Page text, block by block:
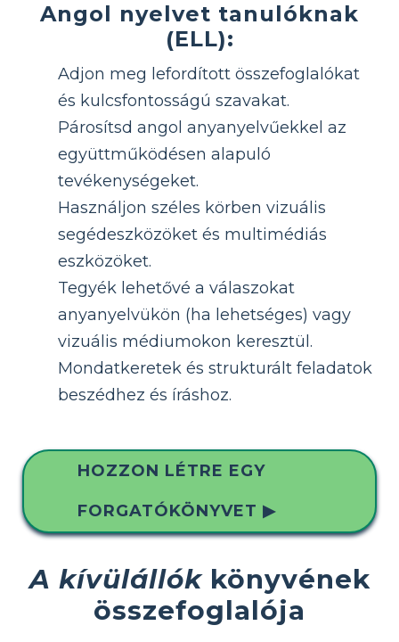
Angol nyelvet tanulóknak
(ELL):
Adjon meg lefordított összefoglalókat
és kulcsfontosságú szavakat.
Párosítsd angol anyanyelvűekkel az
együttműködésen alapuló
tevékenységeket.
Használjon széles körben vizuális
segédeszközöket és multimédiás
eszközöket.
Tegyék lehetővé a válaszokat
anyanyelvükön (ha lehetséges) vagy
vizuális médiumokon keresztül.
Mondatkeretek és strukturált feladatok
beszédhez és íráshoz.
HOZZON LÉTRE EGY
FORGATÓKÖNYVET ▶
A kívülállókkönyvének
összefoglalója